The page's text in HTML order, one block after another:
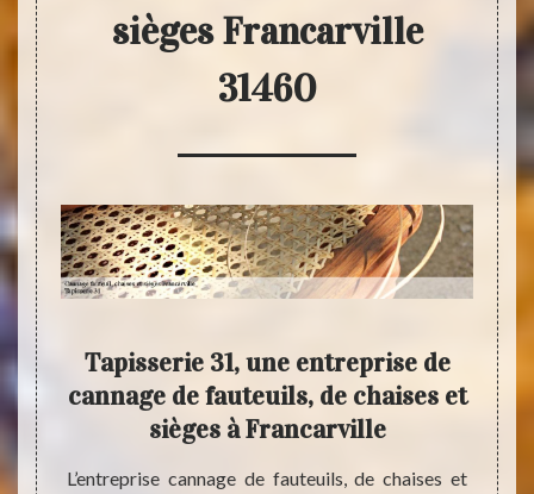
sièges Francarville
31460
Tapisserie 31, une entreprise de
cannage de fauteuils, de chaises et
sièges à Francarville
L’entreprise cannage de fauteuils, de chaises et